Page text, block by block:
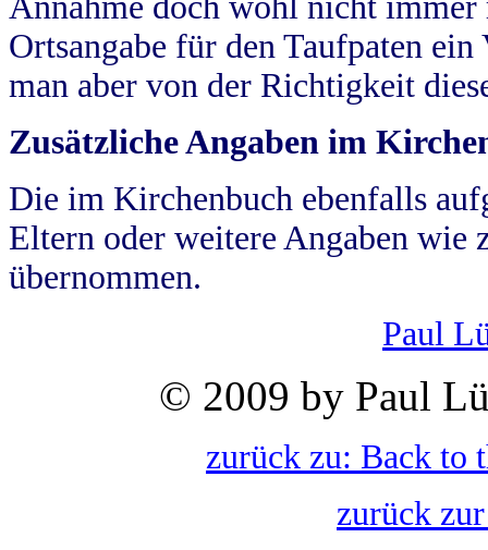
Ortsangabe für den Taufpaten
man aber von der Richtigkeit
Zusätzliche Angaben im
Die im Kirchenbuch ebenfalls
Eltern oder weitere Angaben wie
übernommen.
Paul
© 2009 by Paul
zurück zu: Back to
zurück